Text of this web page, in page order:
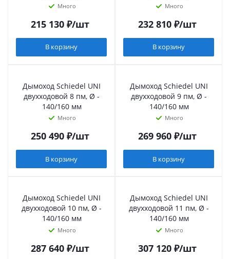
Много
215 130₽/шт
В корзину
Много
232 810₽/шт
В корзину
Дымоход Schiedel UNI
двухходовой 8 пм, Ø -
140/160 мм
Много
250 490₽/шт
В корзину
Дымоход Schiedel UNI
двухходовой 9 пм, Ø -
140/160 мм
Много
269 960₽/шт
В корзину
Дымоход Schiedel UNI
двухходовой 10 пм, Ø -
140/160 мм
Много
287 640₽/шт
Дымоход Schiedel UNI
двухходовой 11 пм, Ø -
140/160 мм
Много
307 120₽/шт